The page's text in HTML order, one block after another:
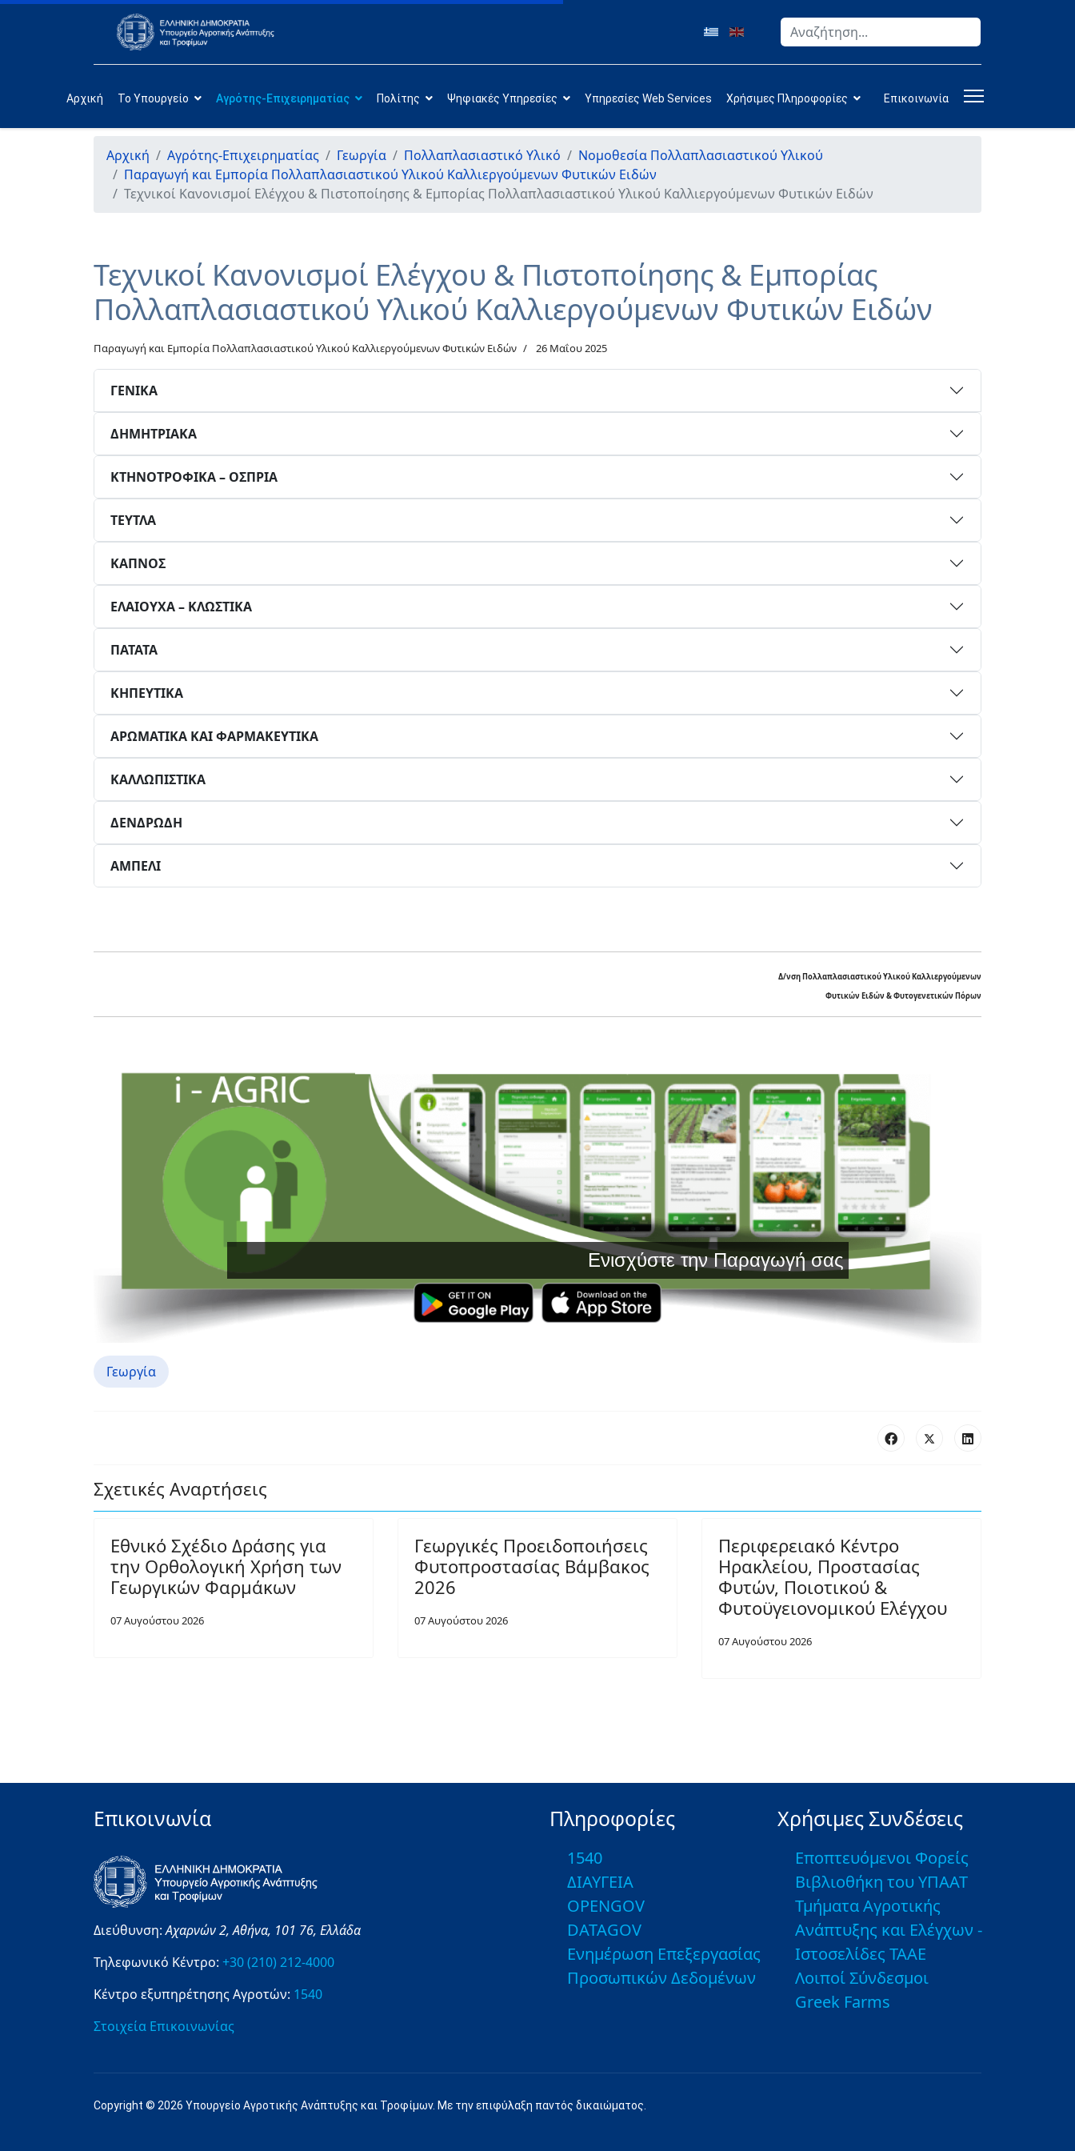
Αναζήτηση
Αρχική Το Υπουργείο Αγρότης-Επιχειρηματίας Πολίτης Ψηφιακές Υπηρεσίες Υπηρεσίες Web Services Χρήσιμες Πληροφορίες Επικοινωνία
Αρχική Αγρότης-Επιχειρηματίας Γεωργία Πολλαπλασιαστικό Υλικό
Νομοθεσία Πολλαπλασιαστικού Υλικού
Παραγωγή και Εμπορία Πολλαπλασιαστικού Υλικού Καλλιεργούμενων Φυτικών Ειδών
Τεχνικοί Κανονισμοί Ελέγχου & Πιστοποίησης & Εμπορίας Πολλαπλασιαστικού Υλικού Καλλιεργούμενων Φυτικών Ειδών
Τεχνικοί Κανονισμοί Ελέγχου & Πιστοποίησης & Εμπορίας
Πολλαπλασιαστικού Υλικού Καλλιεργούμενων Φυτικών Ειδών
Παραγωγή και Εμπορία Πολλαπλασιαστικού Υλικού Καλλιεργούμενων Φυτικών Ειδών 26 Μαΐου 2025
ΓΕΝΙΚΑ
ΔΗΜΗΤΡΙΑΚΑ
ΚΤΗΝΟΤΡΟΦΙΚΑ – ΟΣΠΡΙΑ
ΤΕΥΤΛΑ
ΚΑΠΝΟΣ
ΕΛΑΙΟΥΧΑ – ΚΛΩΣΤΙΚΑ
ΠΑΤΑΤΑ
ΚΗΠΕΥΤΙΚΑ
ΑΡΩΜΑΤΙΚΑ ΚΑΙ ΦΑΡΜΑΚΕΥΤΙΚΑ
ΚΑΛΛΩΠΙΣΤΙΚΑ
ΔΕΝΔΡΩΔΗ
ΑΜΠΕΛΙ
Δ/νση Πολλαπλασιαστικού Υλικού Καλλιεργούμενων
Φυτικών Ειδών & Φυτογενετικών Πόρων
Ενισχύστε την Παραγωγή σας με Τεχνολογία Αιχμής και
Γεωργία
Σχετικές Αναρτήσεις
Εθνικό Σχέδιο Δράσης για
την Ορθολογική Χρήση των
Γεωργικών Φαρμάκων
07 Αυγούστου 2026
Γεωργικές Προειδοποιήσεις
Φυτοπροστασίας Βάμβακος
2026
07 Αυγούστου 2026
Περιφερειακό Κέντρο
Ηρακλείου, Προστασίας
Φυτών, Ποιοτικού &
Φυτοϋγειονομικού Ελέγχου
07 Αυγούστου 2026
Επικοινωνία
Διεύθυνση:Αχαρνών 2,Αθήνα, 101 76, Ελλάδα
Τηλεφωνικό Κέντρο: +30 (210) 212-4000
Κέντρο εξυπηρέτησης Αγροτών: 1540
Στοιχεία Επικοινωνίας
Πληροφορίες
1540
ΔΙΑΥΓΕΙΑ
OPENGOV
DATAGOV
Ενημέρωση Επεξεργασίας
Προσωπικών Δεδομένων
Χρήσιμες Συνδέσεις
Εποπτευόμενοι Φορείς
Βιβλιοθήκη του ΥΠΑΑΤ
Τμήματα Αγροτικής
Ανάπτυξης και Ελέγχων -
Ιστοσελίδες ΤΑΑΕ
Λοιποί Σύνδεσμοι
Greek Farms
Copyright © 2026 Υπουργείο Αγροτικής Ανάπτυξης και Τροφίμων. Με την επιφύλαξη παντός δικαιώματος.